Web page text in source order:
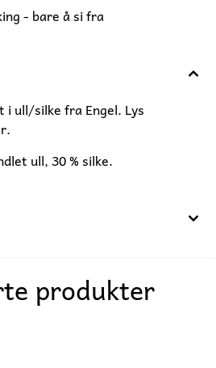
- bare å si fra
i ull/silke fra Engel. Lys
ull, 30 % silke.
produkter